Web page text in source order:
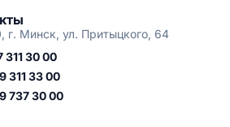
г. Минск, ул. Притыцкого, 64
311 30 00
311 33 00
737 30 00